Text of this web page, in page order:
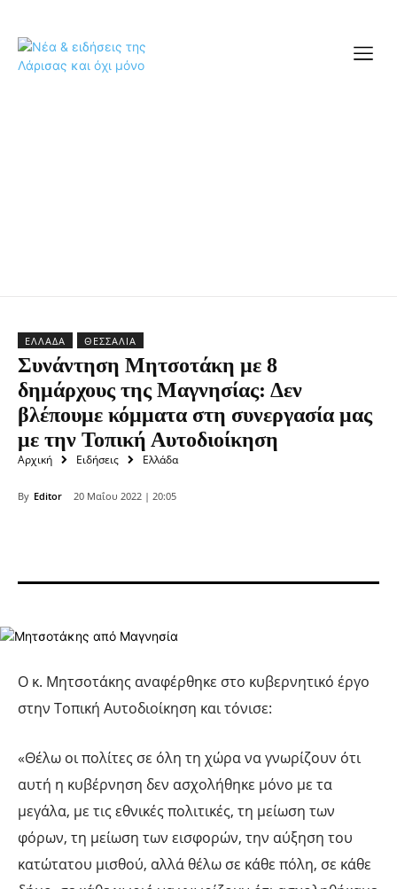
ΕΛΛΆΔΑ ΘΕΣΣΑΛΊΑ
Συνάντηση Μητσοτάκη με 8
δημάρχους της Μαγνησίας: Δεν
βλέπουμε κόμματα στη συνεργασία μας
με την Τοπική Αυτοδιοίκηση
Αρχική Ειδήσεις Ελλάδα
By Editor 20 Μαΐου 2022 | 20:05
Ο κ. Μητσοτάκης αναφέρθηκε στο κυβερνητικό έργο
στην Τοπική Αυτοδιοίκηση και τόνισε:
«Θέλω οι πολίτες σε όλη τη χώρα να γνωρίζουν ότι
αυτή η κυβέρνηση δεν ασχολήθηκε μόνο με τα
μεγάλα, με τις εθνικές πολιτικές, τη μείωση των
φόρων, τη μείωση των εισφορών, την αύξηση του
κατώτατου μισθού, αλλά θέλω σε κάθε πόλη, σε κάθε